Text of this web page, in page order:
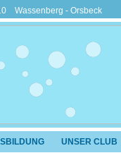
Wassenberg - Orsbeck
UNSER CLUB